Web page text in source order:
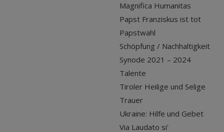
Magnifica Humanitas
Papst Franziskus ist tot
Papstwahl
Schöpfung / Nachhaltigkeit
Synode 2021 – 2024
Talente
Tiroler Heilige und Selige
Trauer
Ukraine: Hilfe und Gebet
Via Laudato si'